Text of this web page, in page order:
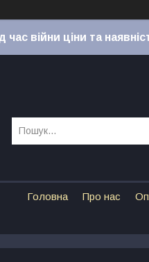
час війни ціни та
Головна Про нас